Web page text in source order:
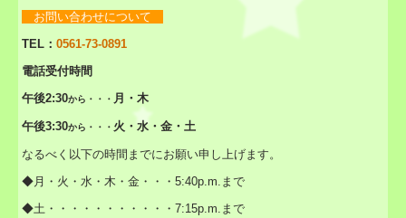
お問い合わせについて
TEL：0561-73-0891
電話受付時間
午後2:30から・・・ 月・木
午後3:30から・・・ 火・水・金・土
なるべく以下の時間までにお願い申し上げます。
◆月・火・ 水・木・金 ・・・5:40p.m. まで
◆土・・・・・・・・・・
・7:15p.m. まで